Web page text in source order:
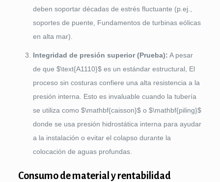
deben soportar décadas de estrés fluctuante (p.ej.,
soportes de puente, Fundamentos de turbinas eólicas
en alta mar).
Integridad de presión superior (Prueba): A pesar
de que $\text{A1110}$es un estándar estructural, El
proceso sin costuras confiere una alta resistencia a la
presión interna. Esto es invaluable cuando la tubería
se utiliza como $\mathbf{caisson}$o $\mathbf{piling}$
donde se usa presión hidrostática interna para ayudar
a la instalación o evitar el colapso durante la
colocación de aguas profundas.
Consumo de material y rentabilidad